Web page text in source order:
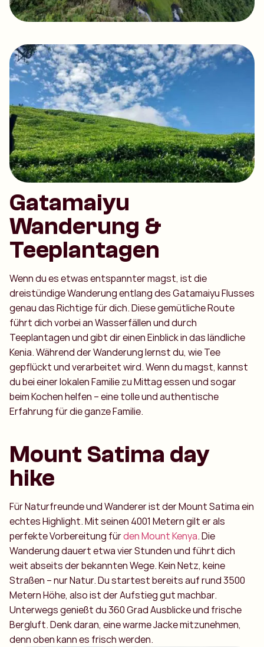
Gatamaiyu
Wanderung &
Teeplantagen
Wenn du es etwas entspannter magst, ist die
dreistündige Wanderung entlang des Gatamaiyu Flusses
genau das Richtige für dich. Diese gemütliche Route
führt dich vorbei an Wasserfällen und durch
Teeplantagen und gibt dir einen Einblick in das ländliche
Kenia. Während der Wanderung lernst du, wie Tee
gepflückt und verarbeitet wird. Wenn du magst, kannst
du bei einer lokalen Familie zu Mittag essen und sogar
beim Kochen helfen – eine tolle und authentische
Erfahrung für die ganze Familie.
Mount Satima day
hike
Für Naturfreunde und Wanderer ist der Mount Satima ein
echtes Highlight. Mit seinen 4001 Metern gilt er als
perfekte Vorbereitung fürden Mount Kenya. Die
Wanderung dauert etwa vier Stunden und führt dich
weit abseits der bekannten Wege. Kein Netz, keine
Straßen – nur Natur. Du startest bereits auf rund 3500
Metern Höhe, also ist der Aufstieg gut machbar.
Unterwegs genießt du 360 Grad Ausblicke und frische
Bergluft. Denk daran, eine warme Jacke mitzunehmen,
denn oben kann es frisch werden.